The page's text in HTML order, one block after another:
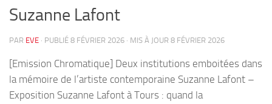
Suzanne Lafont
PAR EVE · PUBLIÉ 8 FÉVRIER 2026 · MIS À JOUR 8 FÉVRIER 2026
[Emission Chromatique] Deux institutions emboitées dans
la mémoire de l’artiste contemporaine Suzanne Lafont –
Exposition Suzanne Lafont à Tours : quand la